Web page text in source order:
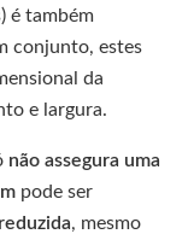
é também
conjunto, estes
da
e largura.
não assegura uma
pode ser
, mesmo